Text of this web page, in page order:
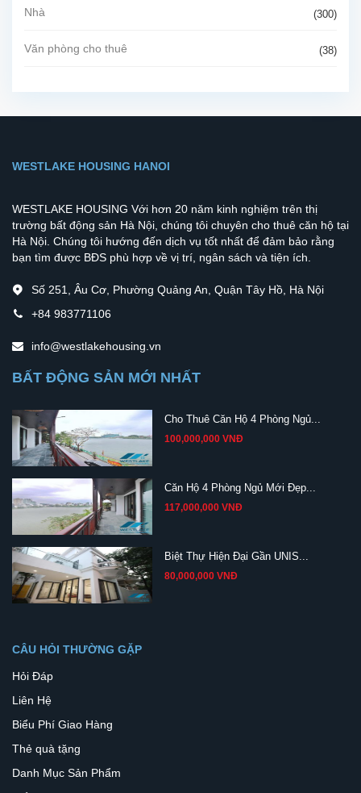
Nhà (300)
Văn phòng cho thuê (38)
WESTLAKE HOUSING HANOI
WESTLAKE HOUSING Với hơn 20 năm kinh nghiệm trên thị
trường bất động sản Hà Nội, chúng tôi chuyên cho thuê căn hộ tại
Hà Nội. Chúng tôi hướng đến dịch vụ tốt nhất để đảm bảo rằng
bạn tìm được BĐS phù hợp về vị trí, ngân sách và tiện ích.
Số 251, Âu Cơ, Phường Quảng An, Quận Tây Hồ, Hà Nội
+84 983771106
info@westlakehousing.vn
BẤT ĐỘNG SẢN MỚI NHẤT
Cho Thuê Căn Hộ 4 Phòng Ngủ...
100,000,000 VNĐ
Căn Hộ 4 Phòng Ngủ Mới Đẹp...
117,000,000 VNĐ
Biệt Thự Hiện Đại Gần UNIS...
80,000,000 VNĐ
CÂU HỎI THƯỜNG GẶP
Hỏi Đáp
Liên Hệ
Biểu Phí Giao Hàng
Thẻ quà tặng
Danh Mục Sản Phẩm